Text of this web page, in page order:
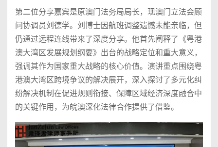
第二位分享嘉宾是原澳门法务局局长，现澳门立法会顾
问协调员刘德学。刘博士因航班调整遗憾未能亲临，但
仍通过远程连线带来了深度分享。他首先阐释了《粤港
澳大湾区发展规划纲要》出台的战略定位和重大意义，
强调其作为国家重大战略的核心价值。演讲重点围绕粤
港澳大湾区跨境争议的解决展开，深入探讨了多元化纠
纷解决机制在促进规则衔接、保障区域经济深度融合中
的关键作用，为皖澳深化法律合作提供了借鉴。